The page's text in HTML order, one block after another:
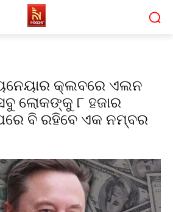
କ୍ଲବରେ ଏଲନ
ଲୋକଙ୍କୁ ୮ ହଜାର
ବି ରହିବେ ଏକ ନମ୍ବର